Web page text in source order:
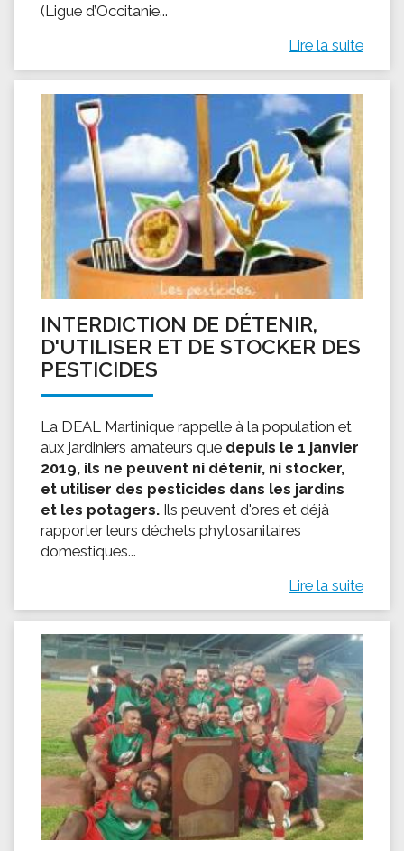
(Ligue d’Occitanie...
Lire la suite
INTERDICTION DE DÉTENIR,
D'UTILISER ET DE STOCKER DES
PESTICIDES
La DEAL Martinique rappelle à la population et
aux jardiniers amateurs que depuis le 1 janvier
2019, ils ne peuvent ni détenir, ni stocker,
et utiliser des pesticides dans les jardins
et les potagers. Ils peuvent d'ores et déjà
rapporter leurs déchets phytosanitaires
domestiques...
Lire la suite